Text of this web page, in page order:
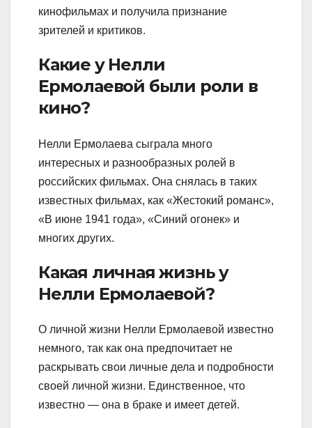
кинофильмах и получила признание
зрителей и критиков.
Какие у Нелли
Ермолаевой были роли в
кино?
Нелли Ермолаева сыграла много
интересных и разнообразных ролей в
российских фильмах. Она снялась в таких
известных фильмах, как «Жестокий романс»,
«В июне 1941 года», «Синий огонек» и
многих других.
Какая личная жизнь у
Нелли Ермолаевой?
О личной жизни Нелли Ермолаевой известно
немного, так как она предпочитает не
раскрывать свои личные дела и подробности
своей личной жизни. Единственное, что
известно — она в браке и имеет детей.